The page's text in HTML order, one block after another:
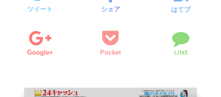
ツイート シェア はてブ
Google+ Pocket LINE